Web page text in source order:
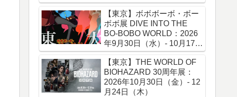
【東京】ボボボーボ・ボー
ボボ展 DIVE INTO THE
BO-BOBO WORLD：2026
年9月30日（水）- 10月17日
（土）
【東京】THE WORLD OF
BIOHAZARD 30周年展：
2026年10月30日（金）- 12
月24日（木）